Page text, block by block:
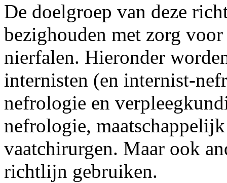
De doelgroep van deze
bezighouden met zorg
nierfalen. Hieronder
internisten (en internist-
nefrologie en
nefrologie,
vaatchirurgen. Maar ook
richtlijn gebruiken.